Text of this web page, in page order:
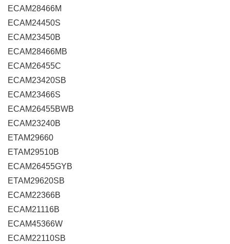
ECAM28466M
ECAM24450S
ECAM23450B
ECAM28466MB
ECAM26455C
ECAM23420SB
ECAM23466S
ECAM26455BWB
ECAM23240B
ETAM29660
ETAM29510B
ECAM26455GYB
ETAM29620SB
ECAM22366B
ECAM21116B
ECAM45366W
ECAM22110SB